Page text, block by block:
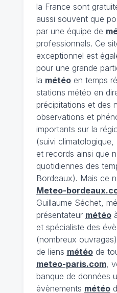
la France sont
aussi souvent que
par une équipe de
professionnels. Ce
exceptionnel est
pour une grande
la météoen temps
stations météo en
précipitations et des
observations et
importants sur la
(suivi climatologique,
et records ainsi que
quotidiennes des
Bordeaux). Mais ce
Meteo-
Guillaume Séchet,
présentateur météo
et spécialiste des
(nombreux
de liens météode
meteo-paris.com,
banque de données
évènements météo